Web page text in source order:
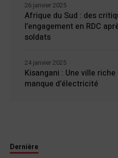
Afrique du Sud : des
l’engagement en RDC
soldats
26 janvier 2025
Kisangani : Une ville
manque d’électricité
24 janvier 2025
Dernière